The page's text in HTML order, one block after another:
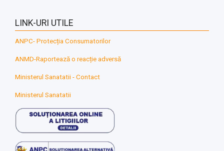
LINK-URI UTILE
ANPC- Protecția Consumatorilor
ANMD-Raportează o reacție adversă
Ministerul Sanatatii - Contact
Ministerul Sanatatii